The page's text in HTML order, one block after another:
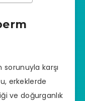
karşı
erkeklerde
ve doğurganlık